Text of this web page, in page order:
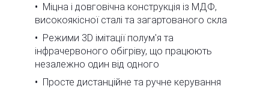
Міцна і довговічна конструкція із МДФ,
високоякісної сталі та загартованого скла
Режими 3D імітації полум'я та
інфрачервоного обігріву, що працюють
незалежно один від одного
Просте дистанційне та ручне керування